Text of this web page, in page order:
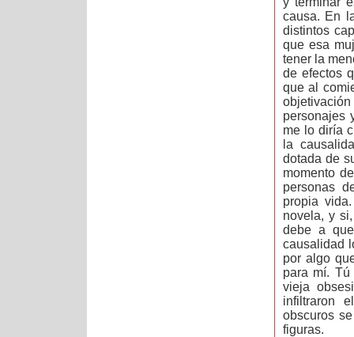
causa. En
distintos
que esa
tener la
de efectos
que al
personajes
me lo diría
la
dotada de
momento
personas
propia
novela, y
debe a
causalidad
por algo
para mí.
vieja
infiltraron
obscuros
figuras.